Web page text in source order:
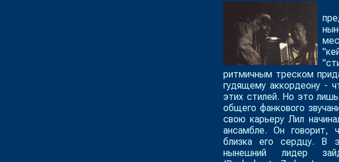
ритмичным треском
гудящему аккордеону -
этих стилей. Но это
общего фанкового
свою карьеру Лил
ансамбле. Он говорит,
близка его сердцу. В
нынешний лидер